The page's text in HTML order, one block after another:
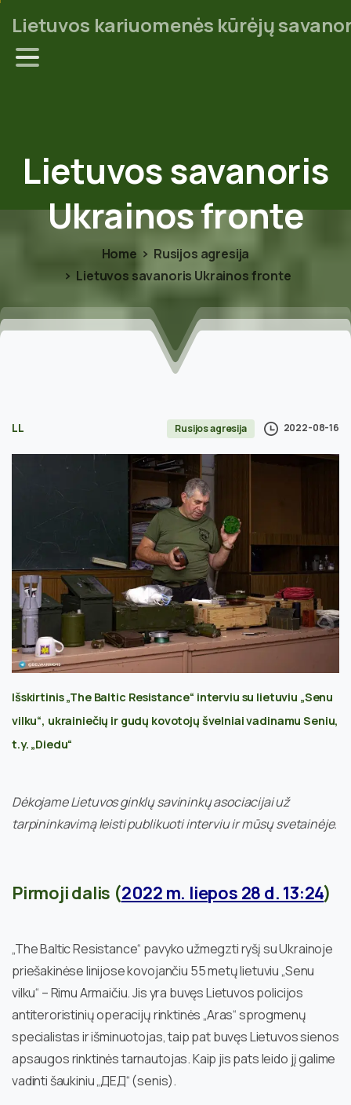
Lietuvos kariuomenės kūrėjų
Lietuvossavanoris
Ukrainosfronte
Home
Rusijos agresija
Lietuvos savanoris Ukrainos fronte
LL Rusijos agresija 2022-08-16
Išskirtinis „The Baltic Resistance“ interviu su lietuviu „Senu
vilku“, ukrainiečių ir gudų kovotojų švelniai vadinamu Seniu,
t.y. „Diedu“
Dėkojame Lietuvos ginklų savininkų asociacijai už
tarpininkavimą leisti publikuoti interviu ir mūsų svetainėje.
Pirmoji dalis (2022 m. liepos 28 d. 13:24)
„The Baltic Resistance“ pavyko užmegzti ryšį su Ukrainoje
priešakinėse linijose kovojančiu 55 metų lietuviu „Senu
vilku“ – Rimu Armaičiu. Jis yra buvęs Lietuvos policijos
antiteroristinių operacijų rinktinės „Aras“ sprogmenų
specialistas ir išminuotojas, taip pat buvęs Lietuvos sienos
apsaugos rinktinės tarnautojas. Kaip jis pats leido jį galime
vadinti šaukiniu „ДЕД“ (senis).